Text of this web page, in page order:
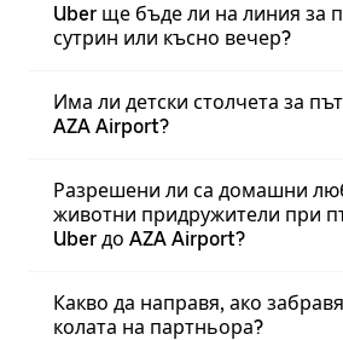
Uber ще бъде ли на линия за
сутрин или късно вечер?
Има ли детски столчета за
AZA Airport?
Разрешени ли са домашни
животни придружители при
Uber до AZA Airport?
Какво да направя, ако
колата на партньора?